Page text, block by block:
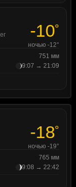
-10°
ночью -12°
751 мм
9:07 → 21:09
-18°
ночью -19°
765 мм
9:08 → 22:42